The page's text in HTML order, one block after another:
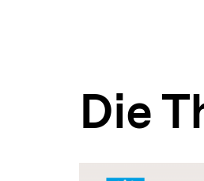
Die